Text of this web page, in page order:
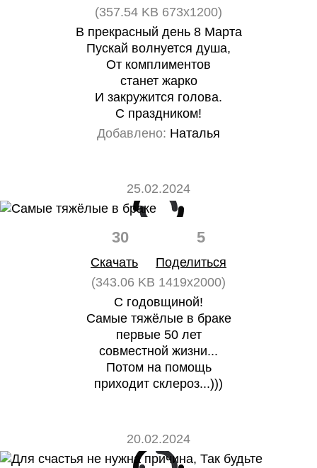
(357.54 KB 673x1200)
В прекрасный день 8 Марта
Пускай волнуется душа,
От комплиментов
станет жарко
И закружится голова.
С праздником!
Добавлено: Наталья
25.02.2024
30 5
Скачать
Поделиться
(343.06 KB 1419x2000)
С годовщиной!
Самые тяжёлые в браке
первые 50 лет
совместной жизни...
Потом на помощь
приходит склероз...)))
20.02.2024